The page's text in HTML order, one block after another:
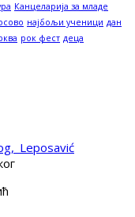
Канцеларија за младе
најбољи ученици дан
рок фест деца